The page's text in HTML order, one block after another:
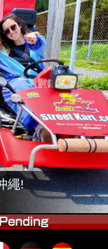
價格
常見問題
訂
東京 秋葉原 #1
東京 澀谷
東京灣
大阪
繩!